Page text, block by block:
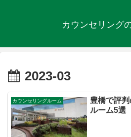
カウンセリング
2023-03
カウンセリングルーム
豊橋で評
ルーム5選